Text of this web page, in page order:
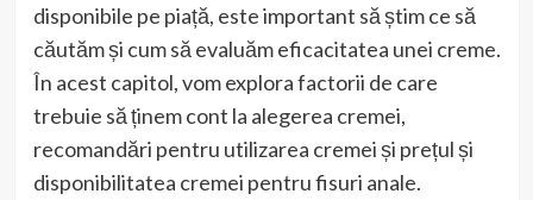
disponibile pe piață, este important să știm ce să
căutăm și cum să evaluăm eficacitatea unei creme.
În acest capitol, vom explora factorii de care
trebuie să ținem cont la alegerea cremei,
recomandări pentru utilizarea cremei și prețul și
disponibilitatea cremei pentru fisuri anale.